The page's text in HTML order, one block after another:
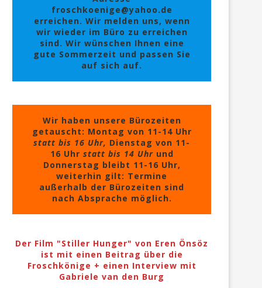
froschkoenige@yahoo.de
erreichen. Wir melden uns, wenn
wir wieder im Büro zu erreichen
sind. Wir wünschen Ihnen eine
gute Sommerzeit und passen Sie
auf sich auf.
Wir haben unsere Bürozeiten
getauscht: Montag von 11-14 Uhr
statt bis 16 Uhr, Dienstag von 11-
16 Uhr statt bis 14 Uhrund
Donnerstag bleibt 11-16 Uhr,
weiterhin gilt: Termine
außerhalb der Bürozeiten sind
nach Absprache möglich.
Der Film "Stiller Hunger" von Eren Önsöz
ist mit einen Beitrag über die
Froschkönige + einen Interview mit
Gabriele van den Burg